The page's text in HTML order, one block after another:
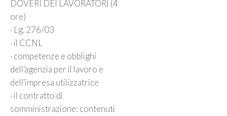
DOVERI DEI LAVORATORI (4
ore)
· Lg. 276/03
· il CCNL
· competenze e obblighi
dell'agenzia per il lavoro e
dell'impresa utilizzatrice
· il contratto di
somministrazione: contenuti